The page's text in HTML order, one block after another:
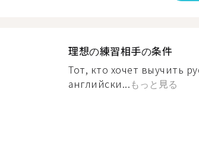
理想の練習相手の条件
Тот, кто хочет выучить
английски...もっと見る